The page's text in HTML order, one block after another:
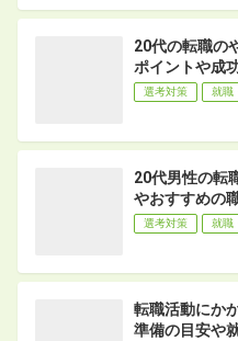
20代の転職の
ポイントや成
選考対策 就職
20代男性の転
やおすすめの
選考対策 就職
転職活動にか
準備の目安や